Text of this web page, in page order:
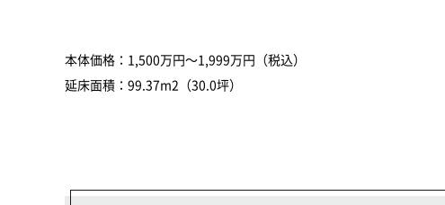
本体価格：1,500万円～1,999万円（税込）
延床面積：99.37m2（30.0坪）